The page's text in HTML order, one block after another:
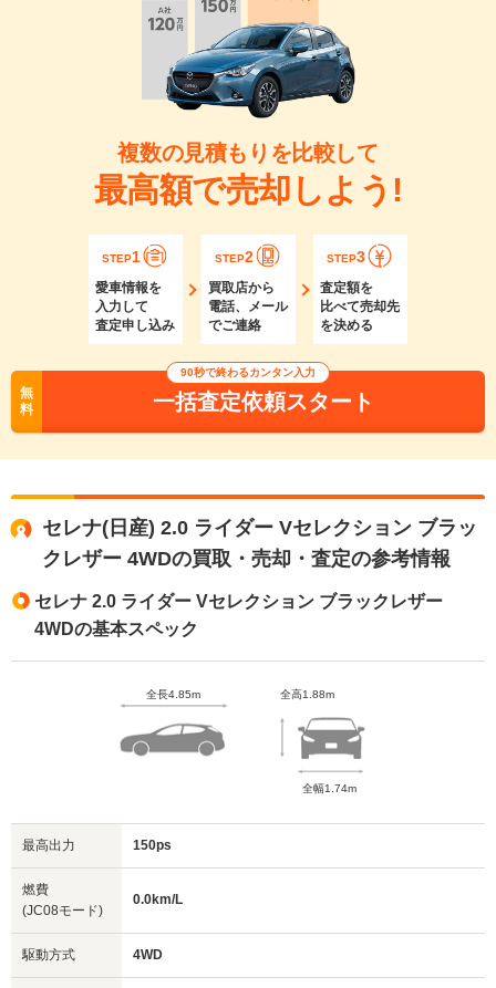
複数の見積もりを比較して
最高額で売却しよう!
STEP1
愛車情報を
入力して
査定申し込み
STEP2
買取店から
電話、メール
でご連絡
STEP3
査定額を
比べて売却先
を決める
無
料
90秒で終わるカンタン入力
一括査定依頼スタート
セレナ(日産) 2.0 ライダー Vセレクション ブラッ
クレザー 4WDの買取・売却・査定の参考情報
セレナ 2.0 ライダー Vセレクション ブラックレザー
4WDの基本スペック
全長4.85m 全高1.88m
全幅1.74m
最高出力 150ps
燃費
(JC08モード)
0.0km/L
駆動方式 4WD